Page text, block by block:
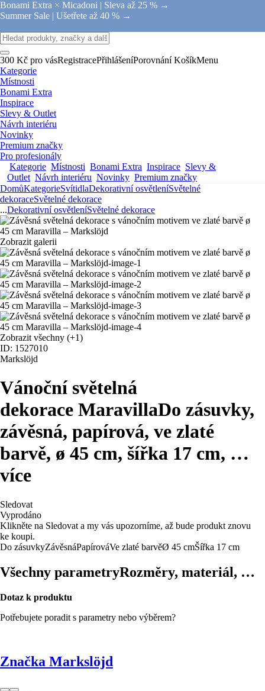
Bonami Extra × Micadoni | Sleva až 25 % →
Summer Sale | Ušetřete až 40 % →
300 Kč pro vásRegistracePřihlášeníPorovnání KošíkMenu
Kategorie
Místnosti
Bonami Extra
Inspirace
Slevy & Outlet
Návrh interiéru
Novinky
Premium značky
Pro profesionály
Kategorie Místnosti Bonami Extra Inspirace Slevy &
Outlet Návrh interiéru Novinky Premium značky
DomůKategorieSvítidlaDekorativní osvětleníSvětelné
dekoraceSvětelné dekorace
...Dekorativní osvětleníSvětelné dekorace
Zobrazit galerii
Zobrazit všechny (+1)
ID: 1527010
Markslöjd
Vánoční světelná
dekorace MaravillaDo zásuvky,
závěsná, papírová, ve zlaté
barvě, ø 45 cm, šířka 17 cm, …
více
Sledovat
Vyprodáno
Klikněte na Sledovat a my vás upozorníme, až bude produkt znovu
ke koupi.
Do zásuvkyZávěsnáPapírováVe zlaté barvěØ 45 cmŠířka 17 cm
Všechny parametryRozměry, materiál, …
Dotaz k produktu
Potřebujete poradit s parametry nebo výběrem?
Značka Markslöjd